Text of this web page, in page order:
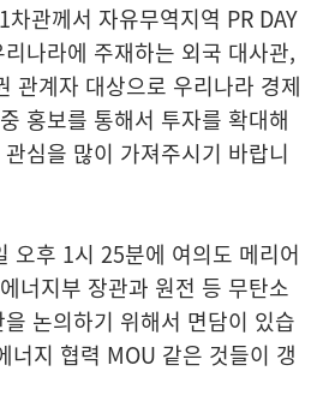
관께서 자유무역지역 PR DAY
나라에 주재하는 외국 대사관,
관계자 대상으로 우리나라 경제
홍보를 통해서 투자를 확대해
심을 많이 가져주시기 바랍니
오후 1시 25분에 여의도 메리어
너지부 장관과 원전 등 무탄소
논의하기 위해서 면담이 있습
너지 협력 MOU 같은 것들이 갱